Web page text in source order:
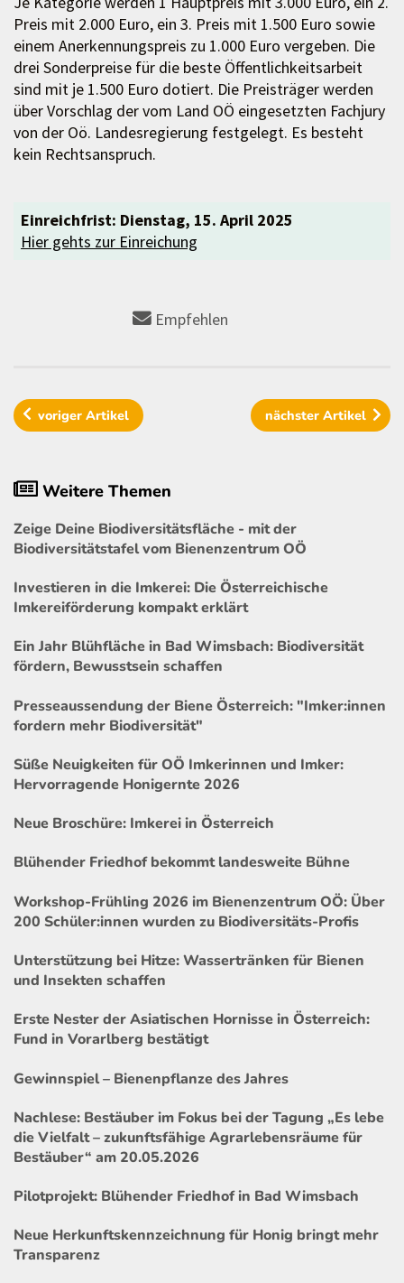
Preis mit 2.000 Euro, ein 3. Preis mit 1.500 Euro sowie
einem Anerkennungspreis zu 1.000 Euro vergeben. Die
drei Sonderpreise für die beste Öffentlichkeitsarbeit
sind mit je 1.500 Euro dotiert. Die Preisträger werden
über Vorschlag der vom Land OÖ eingesetzten Fachjury
von der Oö. Landesregierung festgelegt. Es besteht
kein Rechtsanspruch.
Einreichfrist: Dienstag, 15. April 2025
Hier gehts zur Einreichung
Empfehlen
vorigerArtikel nächster Artikel
Weitere Themen
Zeige Deine Biodiversitätsfläche - mit der
Biodiversitätstafel vom Bienenzentrum OÖ
Investieren in die Imkerei: Die Österreichische
Imkereiförderung kompakt erklärt
Ein Jahr Blühfläche in Bad Wimsbach: Biodiversität
fördern, Bewusstsein schaffen
Presseaussendung der Biene Österreich: "Imker:innen
fordern mehr Biodiversität"
Süße Neuigkeiten für OÖ Imkerinnen und Imker:
Hervorragende Honigernte 2026
Neue Broschüre: Imkerei in Österreich
Blühender Friedhof bekommt landesweite Bühne
Workshop-Frühling 2026 im Bienenzentrum OÖ: Über
200 Schüler:innen wurden zu Biodiversitäts-Profis
Unterstützung bei Hitze: Wassertränken für Bienen
und Insekten schaffen
Erste Nester der Asiatischen Hornisse in Österreich:
Fund in Vorarlberg bestätigt
Gewinnspiel – Bienenpflanze des Jahres
Nachlese: Bestäuber im Fokus bei der Tagung „Es lebe
die Vielfalt – zukunftsfähige Agrarlebensräume für
Bestäuber“ am 20.05.2026
Pilotprojekt: Blühender Friedhof in Bad Wimsbach
Neue Herkunftskennzeichnung für Honig bringt mehr
Transparenz